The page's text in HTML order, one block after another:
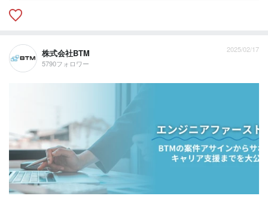
株式会社BTM
5790フォロワー
2025/02/17